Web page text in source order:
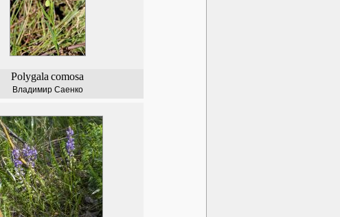
Polygala comosa
Владимир Саенко